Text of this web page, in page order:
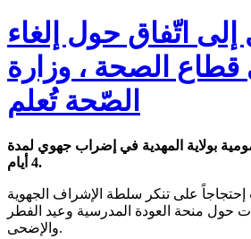
اتّفاق حول إلغاء
قطاع الصحة ، وزارة
الصّحة تُعلم
بولاية المهدية في إضراب جهوي لمدة
4 أيام.
إحتجاجاً على تنكر سلطة الإشراف الجهوية
حول منحة العودة المدرسية وعيد الفطر
والإضحى.